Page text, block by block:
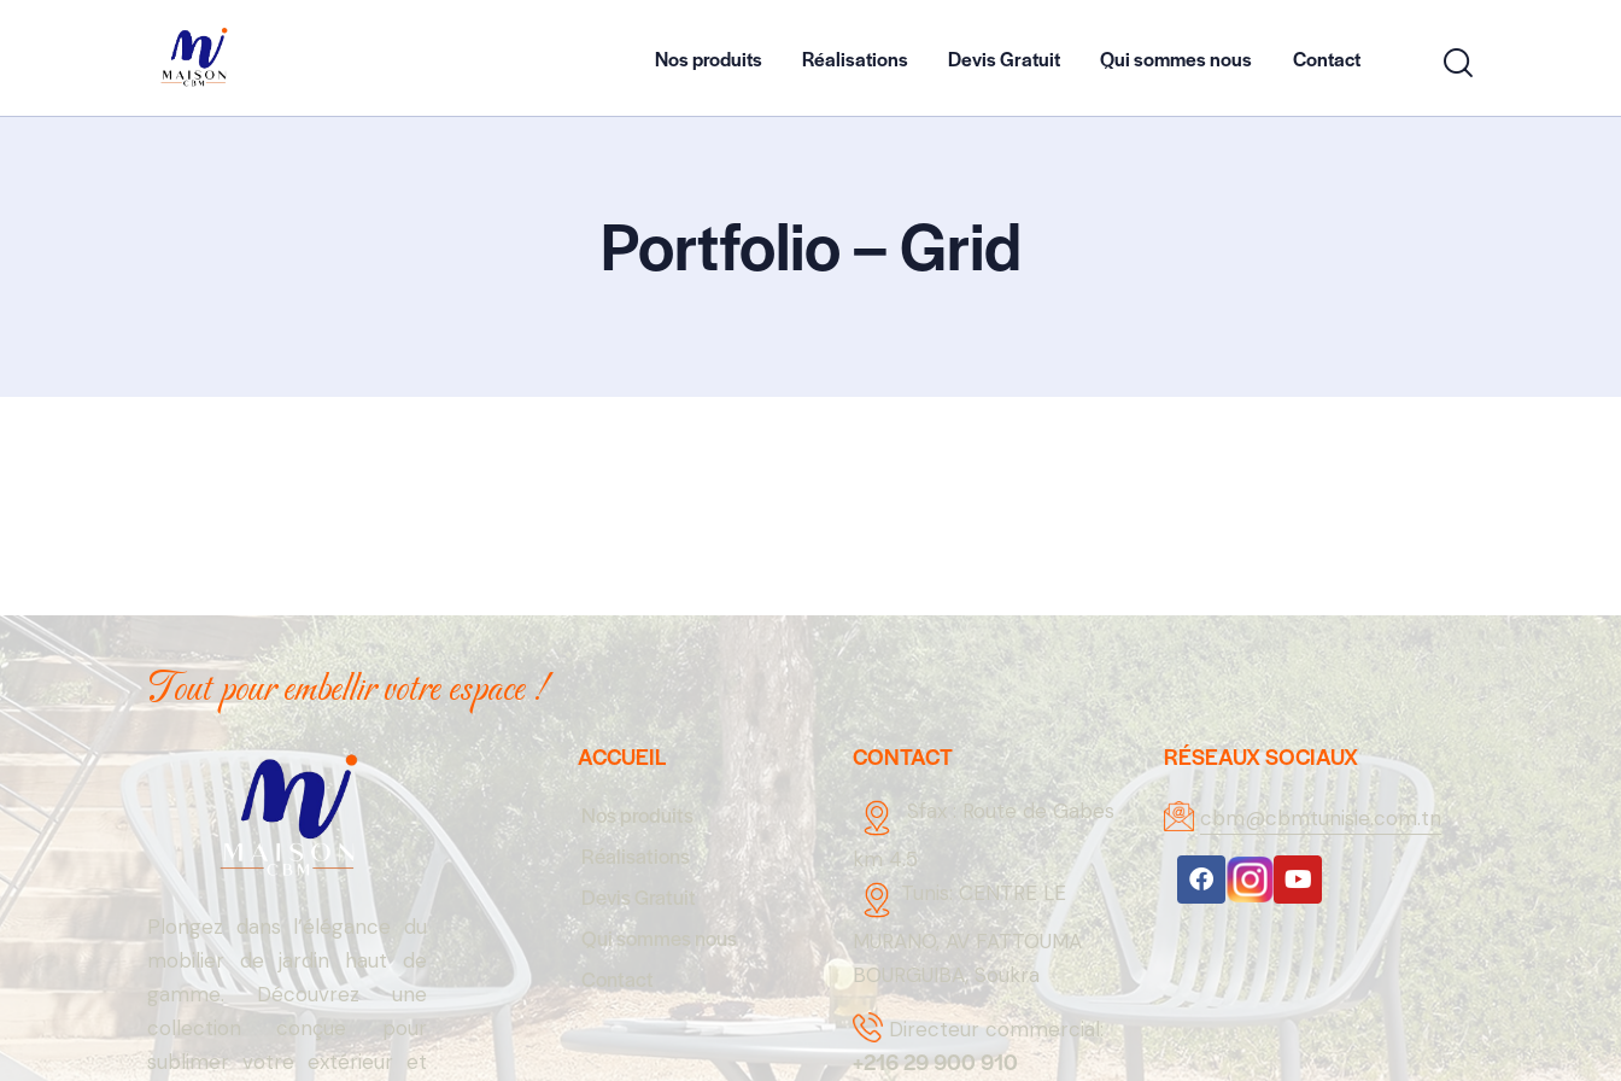
Nos produits Réalisations Devis Gratuit Qui sommes nous Contact
Portfolio – Grid
Tout pour embellir votre espace !
Plongez dans l’élégance du
mobilier de jardin haut de
gamme. Découvrez une
collection conçue pour
sublimer votre extérieur et
ACCUEIL
Nos produits
Réalisations
Devis Gratuit
Qui sommes nous
Contact
CONTACT
Sfax : Route de Gabes
km 4.5
Tunis: CENTRE LE
MURANO, AV FATTOUMA
BOURGUIBA, Soukra
Directeur commercial:
+216 29 900 910
RÉSEAUX SOCIAUX
cbm@cbmtunisie.com.tn